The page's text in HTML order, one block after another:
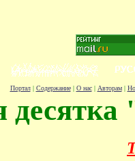
Портал| Содержание| О нас| Авторам|
десятка